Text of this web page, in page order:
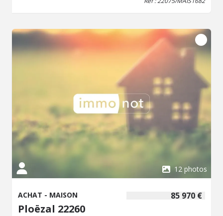
12 photos
85 970 €
ACHAT - MAISON
Ploëzal 22260